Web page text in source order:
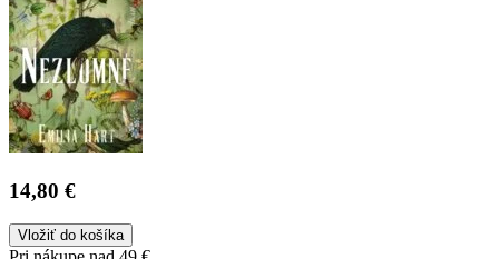
14,80 €
Vložiť do košíka